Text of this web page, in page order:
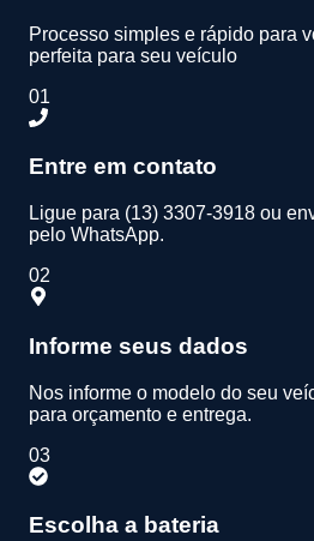
Processo simples e rápido para
perfeita para seu veículo
01
Entre em contato
Ligue para (13) 3307-3918 ou
pelo WhatsApp.
02
Informe seus dados
Nos informe o modelo do seu
para orçamento e entrega.
03
Escolha a bateria